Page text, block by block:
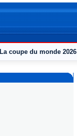
La coupe du monde 2026